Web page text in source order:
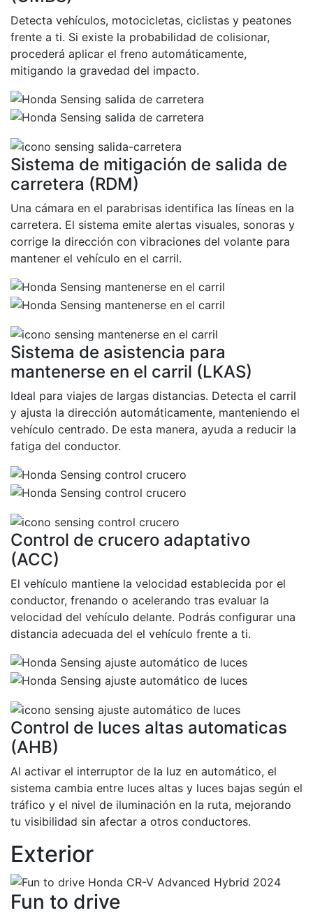
Detecta vehículos, motocicletas, ciclistas y peatones
frente a ti. Si existe la probabilidad de colisionar,
procederá aplicar el freno automáticamente,
mitigando la gravedad del impacto.
Sistema de mitigación de salida de
carretera (RDM)
Una cámara en el parabrisas identifica las líneas en la
carretera. El sistema emite alertas visuales, sonoras y
corrige la dirección con vibraciones del volante para
mantener el vehículo en el carril.
Sistema de asistencia para
mantenerse en el carril (LKAS)
Ideal para viajes de largas distancias. Detecta el carril
y ajusta la dirección automáticamente, manteniendo el
vehículo centrado. De esta manera, ayuda a reducir la
fatiga del conductor.
Control de crucero adaptativo
(ACC)
El vehículo mantiene la velocidad establecida por el
conductor, frenando o acelerando tras evaluar la
velocidad del vehículo delante. Podrás configurar una
distancia adecuada del el vehículo frente a ti.
Control de luces altas automaticas
(AHB)
Al activar el interruptor de la luz en automático, el
sistema cambia entre luces altas y luces bajas según el
tráfico y el nivel de iluminación en la ruta, mejorando
tu visibilidad sin afectar a otros conductores.
Exterior
Fun to drive